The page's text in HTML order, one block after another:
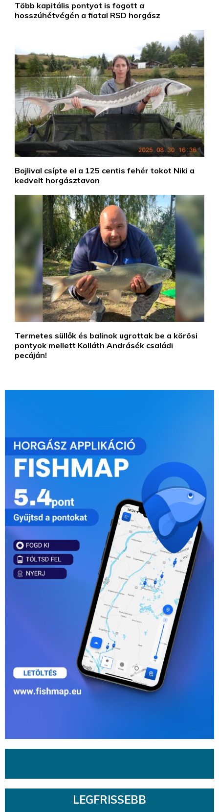
Több kapitális pontyot is fogott a
hosszúhétvégén a fiatal RSD horgász
Bojlival csípte el a 125 centis fehér tokot Niki a
kedvelt horgásztavon
Termetes süllők és balinok ugrottak be a körösi
pontyok mellett Kolláth Andrásék családi
pecáján!
LEGFRISSEBB